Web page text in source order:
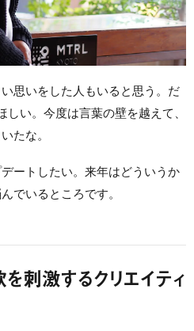
思いをした人もいると思う。だ
い。今度は言葉の壁を越えて、
たな。
ートしたい。来年はどういうか
でいるところです。
刺激するクリエイティ